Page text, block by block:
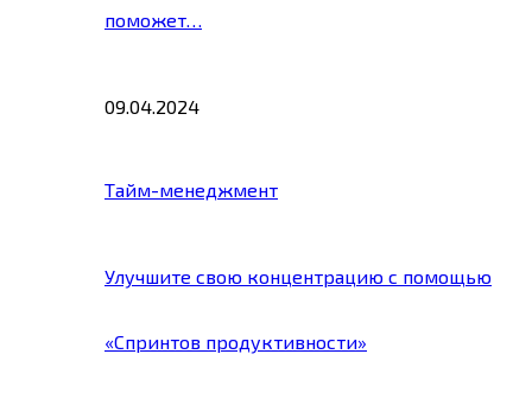
поможет…
09.04.2024
Тайм-менеджмент
Улучшите свою концентрацию с помощью
«Спринтов продуктивности»